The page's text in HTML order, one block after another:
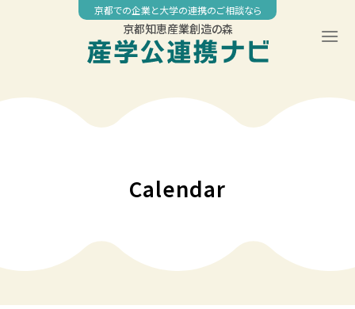
京都での企業と大学の連携のご相談なら
京都知恵産業創造の森
Calendar
04:00